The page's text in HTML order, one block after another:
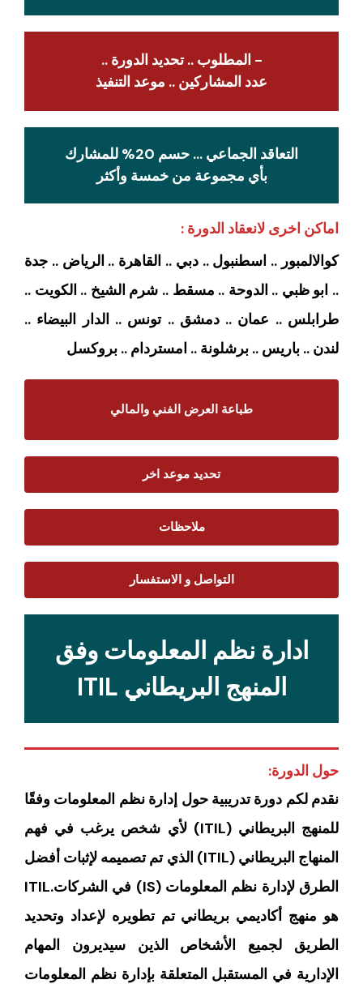
- المطلوب .. تحديد الدورة ..
عدد المشاركين .. موعد التنفيذ
التعاقد الجماعي … حسم 20% للمشارك
بأي مجموعة من خمسة وأكثر
اماكن اخرى لانعقاد الدورة :
كوالالمبور .. اسطنبول .. دبي .. القاهرة .. الرياض .. جدة
.. ابو ظبي .. الدوحة .. مسقط .. شرم الشيخ .. الكويت ..
طرابلس .. عمان .. دمشق .. تونس .. الدار البيضاء ..
لندن .. باريس .. برشلونة .. امستردام .. بروكسل
طباعة العرض الفني والمالي
تحديد موعد اخر
ملاحظات
التواصل و الاستفسار
ادارة نظم المعلومات وفق
المنهج البريطاني ITIL
حول الدورة:
نقدم لكم دورة تدريبية حول إدارة نظم المعلومات وفقًا
للمنهج البريطاني (ITIL) لأي شخص يرغب في فهم
المنهاج البريطاني (ITIL) الذي تم تصميمه لإثبات أفضل
الطرق لإدارة نظم المعلومات (IS) في الشركات.ITIL
هو منهج أكاديمي بريطاني تم تطويره لإعداد وتحديد
الطريق لجميع الأشخاص الذين سيديرون المهام
الإدارية في المستقبل المتعلقة بإدارة نظم المعلومات